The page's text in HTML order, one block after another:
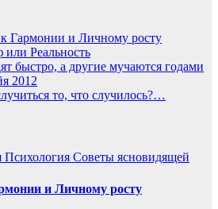
Гармонии и Личному росту
Реальность
быстро, а другие мучаются годами
2012
то, что случилось?…
Психология Советы ясновидящей
и Личному росту